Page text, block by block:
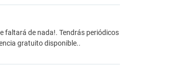
faltará de nada!. Tendrás periódicos
gratuito disponible..